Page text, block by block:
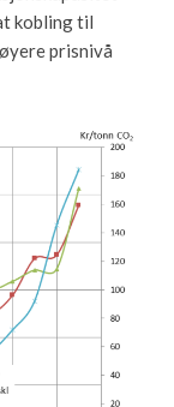
kobling til
prisnivå